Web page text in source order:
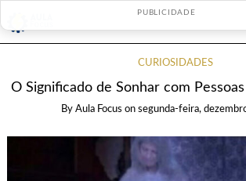
CURIOSIDADES
O Significado de Sonhar com
By Aula Focus on segunda-feira,
PUBLICIDADE